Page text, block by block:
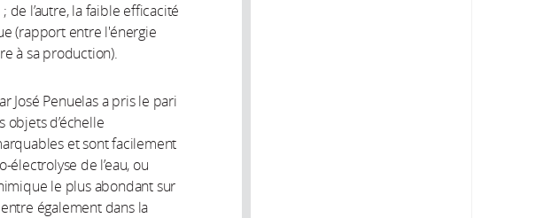
de l’autre, la faible efficacité
(rapport entre l'énergie
à sa production).
José Penuelas a pris le pari
objets d’échelle
et sont facilement
de l’eau, ou
le plus abondant sur
également dans la